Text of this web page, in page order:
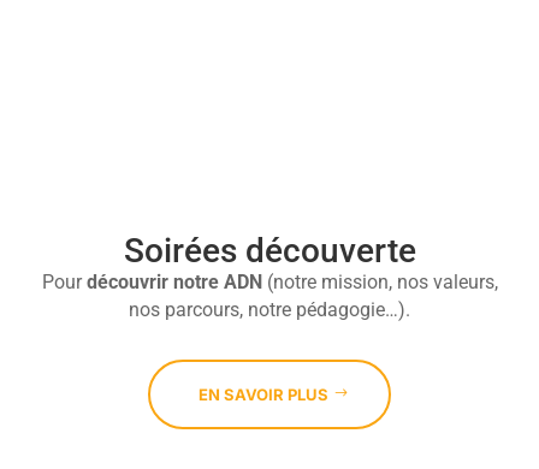
Soirées découverte
Pourdécouvrir notre ADN(notre mission, nos valeurs,
nos parcours, notre pédagogie…).
EN SAVOIR PLUS